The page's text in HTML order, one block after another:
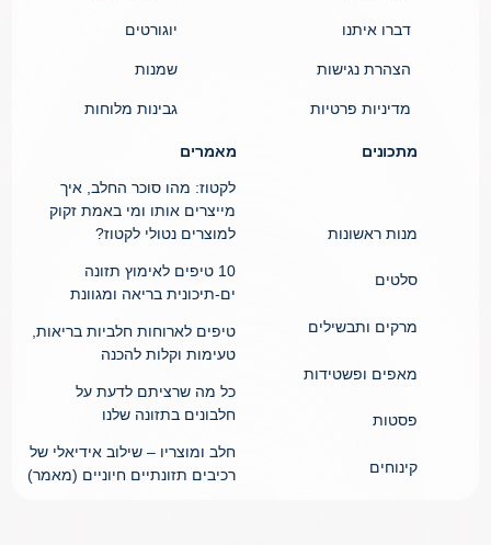
דברו איתנו
הצהרת נגישות
מדיניות פרטיות
יוגורטים
שמנות
גבינות מלוחות
מתכונים
מנות ראשונות
סלטים
מרקים ותבשילים
מאפים ופשטידות
פסטות
קינוחים
מאמרים
לקטוז: מהו סוכר החלב, איך
מייצרים אותו ומי באמת זקוק
למוצרים נטולי לקטוז?
10 טיפים לאימוץ תזונה
ים-תיכונית בריאה ומגוונת
טיפים לארוחות חלביות בריאות,
טעימות וקלות להכנה
כל מה שרציתם לדעת על
חלבונים בתזונה שלנו
חלב ומוצריו – שילוב אידיאלי של
רכיבים תזונתיים חיוניים (מאמר)